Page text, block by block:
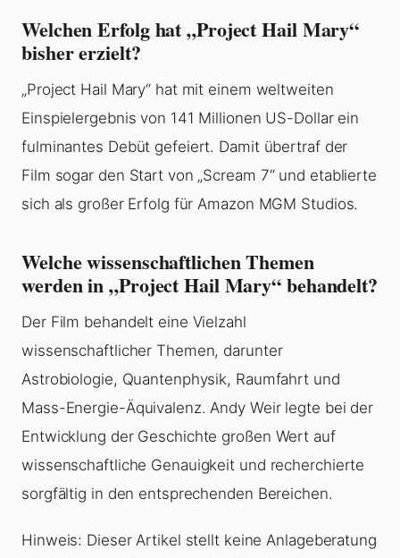
Welchen Erfolg hat „Project Hail Mary“
bisher erzielt?
„Project Hail Mary“ hat mit einem weltweiten
Einspielergebnis von 141 Millionen US-Dollar ein
fulminantes Debüt gefeiert. Damit übertraf der
Film sogar den Start von „Scream 7“ und etablierte
sich als großer Erfolg für Amazon MGM Studios.
Welche wissenschaftlichen Themen
werden in „Project Hail Mary“ behandelt?
Der Film behandelt eine Vielzahl
wissenschaftlicher Themen, darunter
Astrobiologie, Quantenphysik, Raumfahrt und
Mass-Energie-Äquivalenz. Andy Weir legte bei der
Entwicklung der Geschichte großen Wert auf
wissenschaftliche Genauigkeit und recherchierte
sorgfältig in den entsprechenden Bereichen.
Hinweis: Dieser Artikel stellt keine Anlageberatung